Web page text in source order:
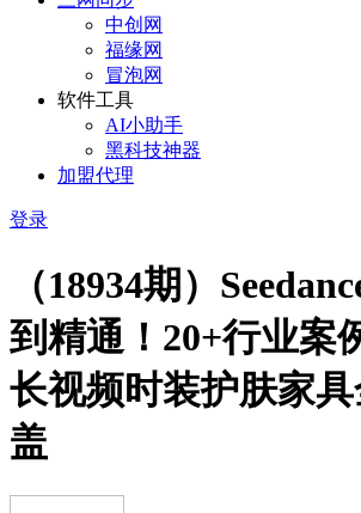
中创网
福缘网
冒泡网
软件工具
AI小助手
黑科技神器
加盟代理
登录
（18934期）
到精通！20+行业案
长视频时装护肤家
盖